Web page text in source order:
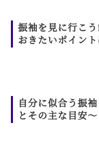
振袖を見に行こ
おきたいポイント
自分に似合う振
とその主な目安～